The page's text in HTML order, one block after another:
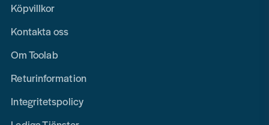
Köpvillkor
Kontakta oss
Om Toolab
Returinformation
Integritetspolicy